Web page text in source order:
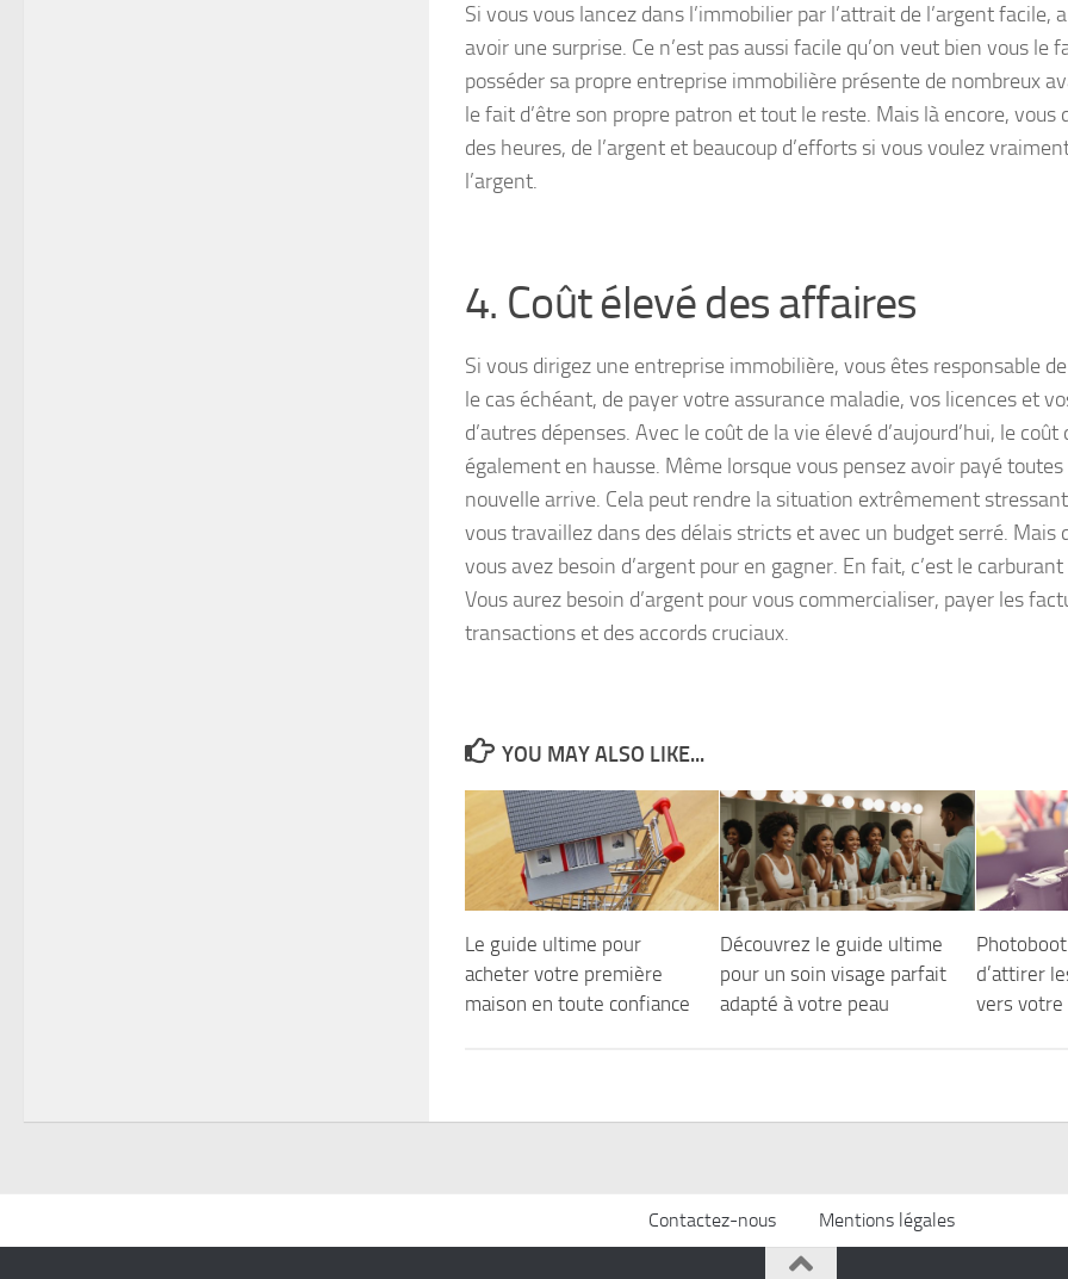
Si vous vous lancez dans l’immobilier par l’attrait de l’argent facile,
avoir une surprise. Ce n’est pas aussi facile qu’on veut bien vous le
posséder sa propre entreprise immobilière présente de nombreux
le fait d’être son propre patron et tout le reste. Mais là encore, vous
des heures, de l’argent et beaucoup d’efforts si vous voulez
l’argent.
4. Coût élevé des affaires
Si vous dirigez une entreprise immobilière, vous êtes responsable
le cas échéant, de payer votre assurance maladie, vos licences et
d’autres dépenses. Avec le coût de la vie élevé d’aujourd’hui, le
également en hausse. Même lorsque vous pensez avoir payé
nouvelle arrive. Cela peut rendre la situation extrêmement
vous travaillez dans des délais stricts et avec un budget serré. Mais
vous avez besoin d’argent pour en gagner. En fait, c’est le
Vous aurez besoin d’argent pour vous commercialiser, payer les
transactions et des accords cruciaux.
YOU MAY ALSO LIKE...
Le guide ultime pour
acheter votre première
maison en toute confiance
Découvrez le guide ultime
pour un soin visage parfait
adapté à votre peau
d’attirer
vers
Contactez-nous Mentions légales